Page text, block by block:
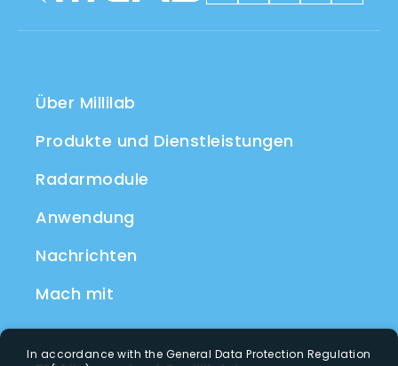
Über Millilab
Produkte und Dienstleistungen
Radarmodule
Anwendung
Nachrichten
Mach mit
In accordance with the General Data Protection Regulation